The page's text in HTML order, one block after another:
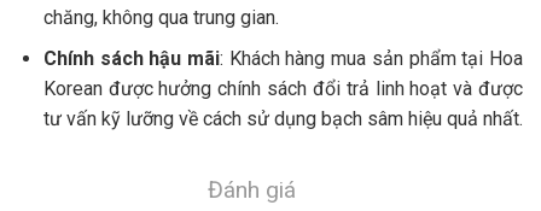
chăng, không qua trung gian.
Chính sách hậu mãi: Khách hàng mua sản phẩm tại Hoa
Korean được hưởng chính sách đổi trả linh hoạt và được
tư vấn kỹ lưỡng về cách sử dụng bạch sâm hiệu quả nhất.
Đánh giá